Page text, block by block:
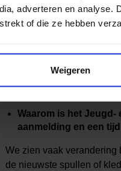
adverteren en analyse.
of die ze hebben
Weigeren
Wat komt erbij kijken
moet je als aanbieder
aanvraag te voorkomen.
Waarom is het
aanmelding en een
We zien vaak verandering
de nieuwste spullen of